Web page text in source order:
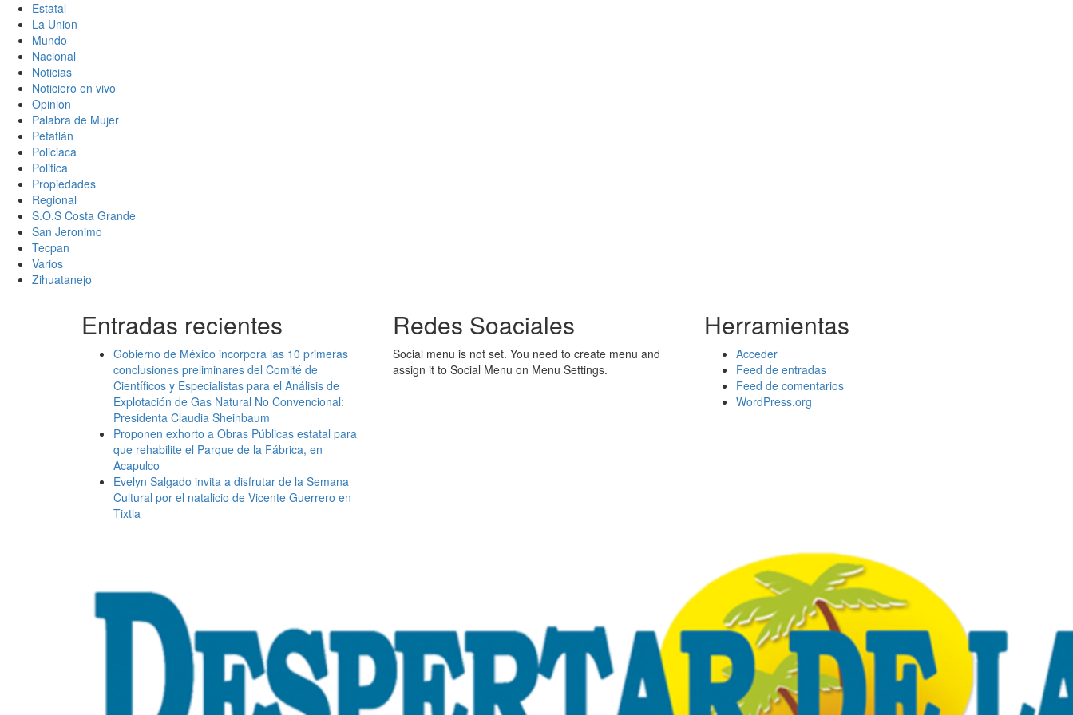
Estatal
La Union
Mundo
Nacional
Noticias
Noticiero en vivo
Opinion
Palabra de Mujer
Petatlán
Policiaca
Politica
Propiedades
Regional
S.O.S Costa Grande
San Jeronimo
Tecpan
Varios
Zihuatanejo
Entradas recientes
Gobierno de México incorpora las 10 primeras
conclusiones preliminares del Comité de
Científicos y Especialistas para el Análisis de
Explotación de Gas Natural No Convencional:
Presidenta Claudia Sheinbaum
Proponen exhorto a Obras Públicas estatal para
que rehabilite el Parque de la Fábrica, en
Acapulco
Evelyn Salgado invita a disfrutar de la Semana
Cultural por el natalicio de Vicente Guerrero en
Tixtla
Redes Soaciales
Social menu is not set. You need to create menu and
assign it to Social Menu on Menu Settings.
Herramientas
Acceder
Feed de entradas
Feed de comentarios
WordPress.org